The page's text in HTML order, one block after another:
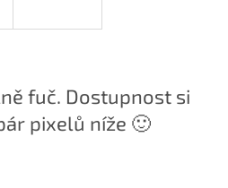
fuč. Dostupnost si
pixelů níže 🙂